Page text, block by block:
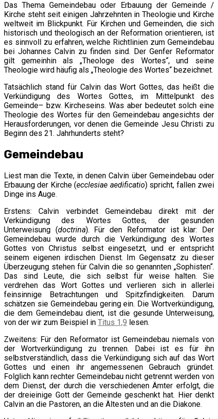
Das Thema Gemeindebau oder Erbauung der Gemeinde /
Kirche steht seit einigen Jahrzehnten in Theologie und Kirche
weltweit im Blickpunkt. Für Kirchen und Gemeinden, die sich
historisch und theologisch an der Reformation orientieren, ist
es sinnvoll zu erfahren, welche Richtlinien zum Gemeindebau
bei Johannes Calvin zu finden sind. Der Genfer Reformator
gilt gemeinhin als „Theologe des Wortes“, und seine
Theologie wird häufig als „Theologie des Wortes“ bezeichnet.
Tatsächlich stand für Calvin das Wort Gottes, das heißt die
Verkündigung des Wortes Gottes, im Mittelpunkt des
Gemeinde– bzw. Kircheseins. Was aber bedeutet solch eine
Theologie des Wortes für den Gemeindebau angesichts der
Herausforderungen, vor denen die Gemeinde Jesu Christi zu
Beginn des 21. Jahrhunderts steht?
Gemeindebau
Liest man die Texte, in denen Calvin über Gemeindebau oder
Erbauung der Kirche (ecclesiae aedificatio) spricht, fallen zwei
Dinge ins Auge.
Erstens: Calvin verbindet Gemeindebau direkt mit der
Verkündigung des Wortes Gottes, der gesunden
Unterweisung (doctrina). Für den Reformator ist klar: Der
Gemeindebau wurde durch die Verkündigung des Wortes
Gottes von Christus selbst eingesetzt, und er entspricht
seinem eigenen irdischen Dienst. Im Gegensatz zu dieser
Überzeugung stehen für Calvin die so genannten „Sophisten“.
Das sind Leute, die sich selbst für weise halten. Sie
verdrehen das Wort Gottes und verlieren sich in allerlei
feinsinnige Betrachtungen und Spitzfindigkeiten. Darum
schätzen sie Gemeindebau gering ein. Die Wortverkündigung,
die dem Gemeindebau dient, ist die gesunde Unterweisung,
von der wir zum Beispiel in Titus 1,9 lesen.
Zweitens: Für den Reformator ist Gemeindebau niemals von
der Wortverkündigung zu trennen. Dabei ist es für ihn
selbstverständlich, dass die Verkündigung sich auf das Wort
Gottes und einen ihr angemessenen Gebrauch gründet.
Folglich kann rechter Gemeindebau nicht getrennt werden von
dem Dienst, der durch die verschiedenen Ämter erfolgt, die
der dreieinige Gott der Gemeinde geschenkt hat. Hier denkt
Calvin an die Pastoren, an die Ältesten und an die Diakone.